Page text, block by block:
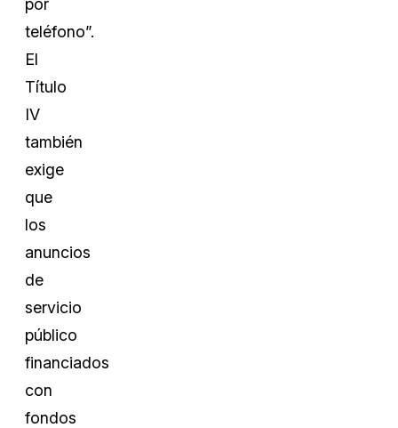
por
teléfono”.
El
Título
IV
también
exige
que
los
anuncios
de
servicio
público
financiados
con
fondos